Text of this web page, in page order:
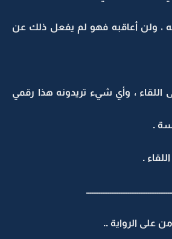
، ولن أعاقبه فهو لم يفعل ذلك عن
اللقاء ، وأي شيء تريدونه هذا رقمي
.
.
على الرواية ..